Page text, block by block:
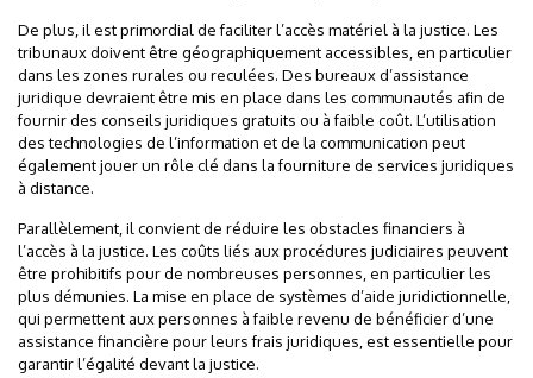
De plus, il est primordial de faciliter l’accès matériel à la justice. Les
tribunaux doivent être géographiquement accessibles, en particulier
dans les zones rurales ou reculées. Des bureaux d’assistance
juridique devraient être mis en place dans les communautés afin de
fournir des conseils juridiques gratuits ou à faible coût. L’utilisation
des technologies de l’information et de la communication peut
également jouer un rôle clé dans la fourniture de services juridiques
à distance.
Parallèlement, il convient de réduire les obstacles financiers à
l’accès à la justice. Les coûts liés aux procédures judiciaires peuvent
être prohibitifs pour de nombreuses personnes, en particulier les
plus démunies. La mise en place de systèmes d’aide juridictionnelle,
qui permettent aux personnes à faible revenu de bénéficier d’une
assistance financière pour leurs frais juridiques, est essentielle pour
garantir l’égalité devant la justice.